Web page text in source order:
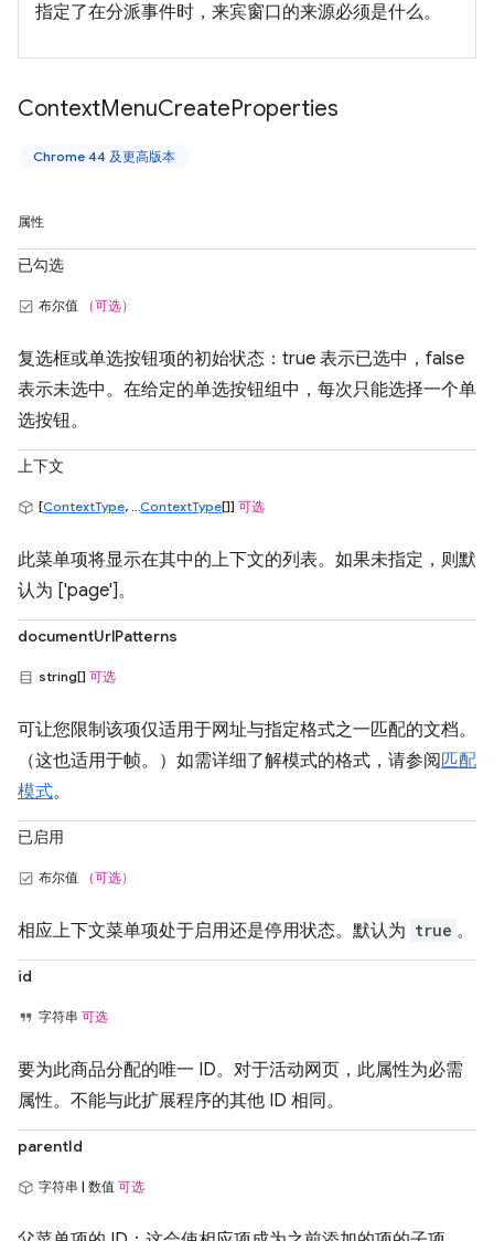
指定了在分派事件时，来宾窗口的来源必须是什么。
ContextMenuCreateProperties
Chrome 44 及更高版本
属性
已勾选
布尔值 （可选）
复选框或单选按钮项的初始状态：true 表示已选中，false
表示未选中。在给定的单选按钮组中，每次只能选择一个单
选按钮。
上下文
[ContextType, ...ContextType[]] 可选
此菜单项将显示在其中的上下文的列表。如果未指定，则默
认为 ['page']。
documentUrlPatterns
string[] 可选
可让您限制该项仅适用于网址与指定格式之一匹配的文档。
（这也适用于帧。）如需详细了解模式的格式，请参阅匹配
模式。
已启用
布尔值 （可选）
相应上下文菜单项处于启用还是停用状态。默认为 true 。
id
字符串 可选
要为此商品分配的唯一 ID。对于活动网页，此属性为必需
属性。不能与此扩展程序的其他 ID 相同。
parentId
字符串 | 数值 可选